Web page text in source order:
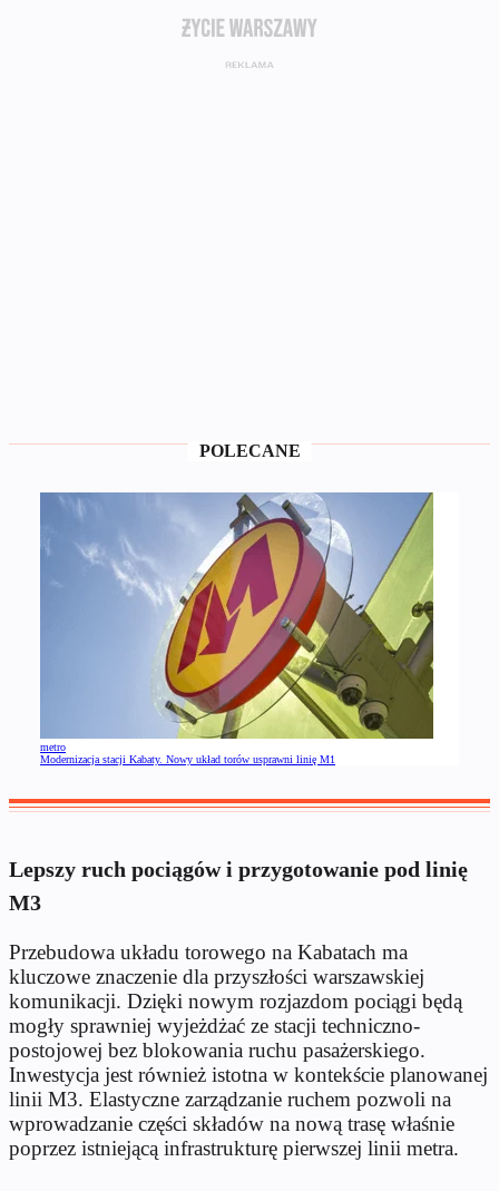
POLECANE
metro
Modernizacja stacji Kabaty. Nowy układ torów usprawni linię M1
Lepszy ruch pociągów i przygotowanie pod linię
M3
Przebudowa układu torowego na Kabatach ma
kluczowe znaczenie dla przyszłości warszawskiej
komunikacji. Dzięki nowym rozjazdom pociągi będą
mogły sprawniej wyjeżdżać ze stacji techniczno-
postojowej bez blokowania ruchu pasażerskiego.
Inwestycja jest również istotna w kontekście planowanej
linii M3. Elastyczne zarządzanie ruchem pozwoli na
wprowadzanie części składów na nową trasę właśnie
poprzez istniejącą infrastrukturę pierwszej linii metra.